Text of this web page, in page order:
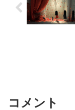
コメント